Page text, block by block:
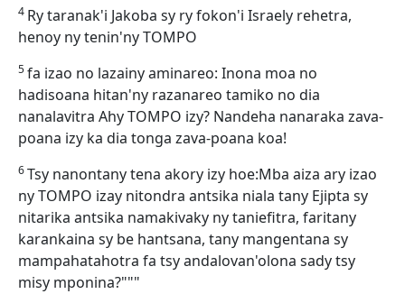
4 Ry taranak'i Jakoba sy ry fokon'i Israely rehetra,
henoy ny tenin'ny TOMPO
5fa izao no lazainy aminareo: Inona moa no
hadisoana hitan'ny razanareo tamiko no dia
nanalavitra Ahy TOMPO izy? Nandeha nanaraka zava-
poana izy ka dia tonga zava-poana koa!
6Tsy nanontany tena akory izy hoe:Mba aiza ary izao
ny TOMPO izay nitondra antsika niala tany Ejipta sy
nitarika antsika namakivaky ny taniefitra, faritany
karankaina sy be hantsana, tany mangentana sy
mampahatahotra fa tsy andalovan'olona sady tsy
misy mponina?"""